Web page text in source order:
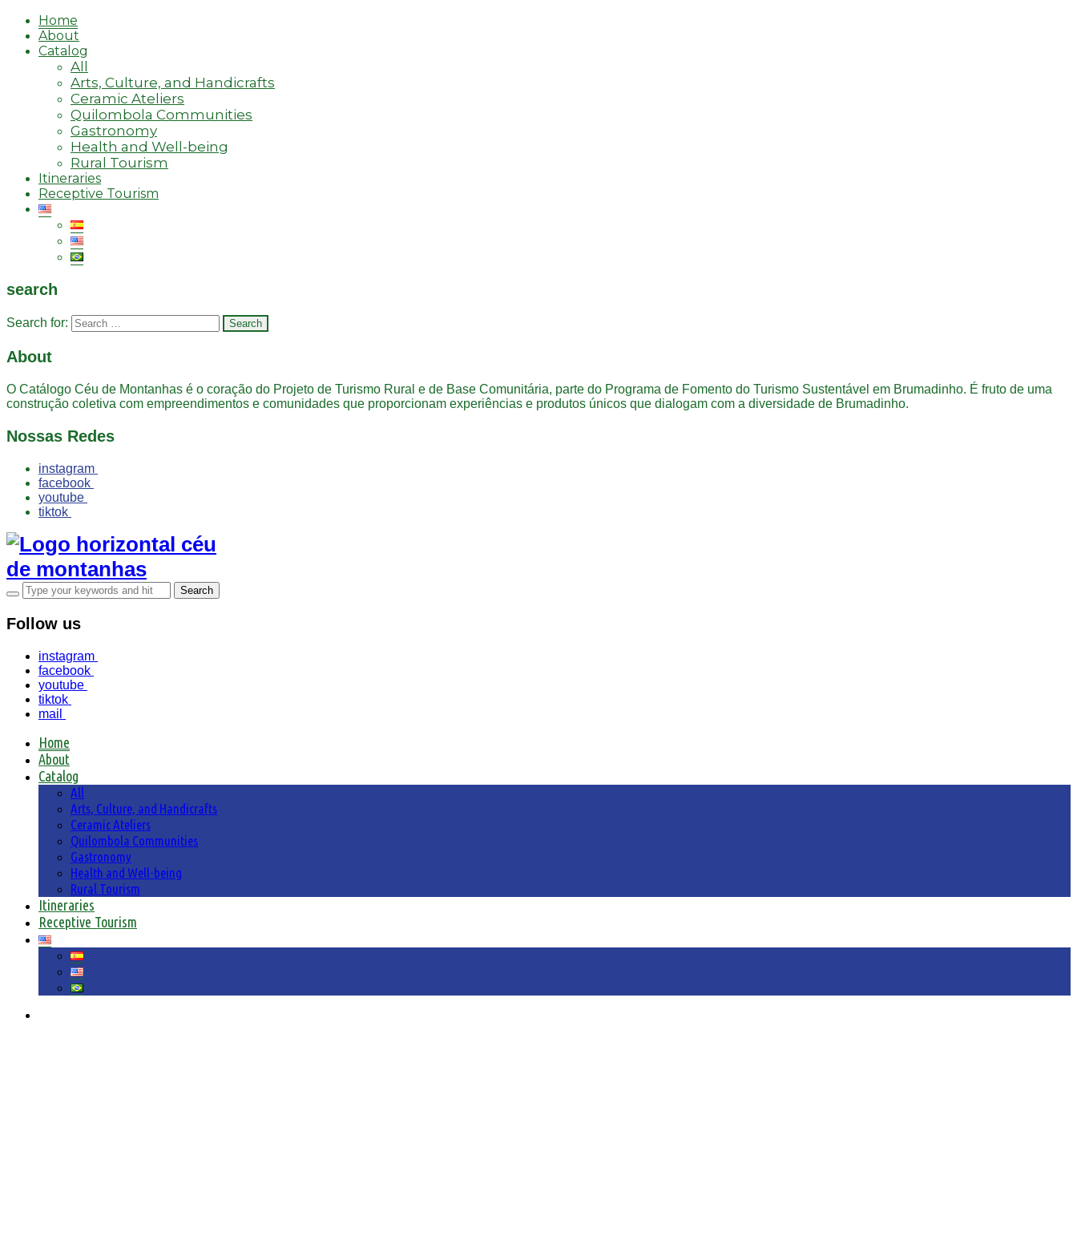
Home
About
Catalog
All
Arts, Culture, and Handicrafts
Ceramic Ateliers
Quilombola Communities
Gastronomy
Health and Well-being
Rural Tourism
Itineraries
Receptive Tourism
search
Search for:
About
O Catálogo Céu de Montanhas é o coração do Projeto de Turismo Rural e de Base Comunitária, parte do Programa de Fomento do Turismo Sustentável em Brumadinho. É fruto de uma
construção coletiva com empreendimentos e comunidades que proporcionam experiências e produtos únicos que dialogam com a diversidade de Brumadinho.
Nossas Redes
instagram
facebook
youtube
tiktok
Follow us
instagram
facebook
youtube
tiktok
mail
Home
About
Catalog
All
Arts, Culture, and Handicrafts
Ceramic Ateliers
Quilombola Communities
Gastronomy
Health and Well-being
Rural Tourism
Itineraries
Receptive Tourism